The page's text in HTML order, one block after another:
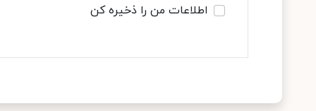
اطلاعات من را ذخیره کن